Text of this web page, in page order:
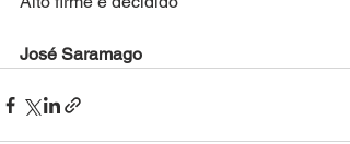
José Saramago